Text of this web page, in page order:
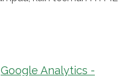
Google Analytics -